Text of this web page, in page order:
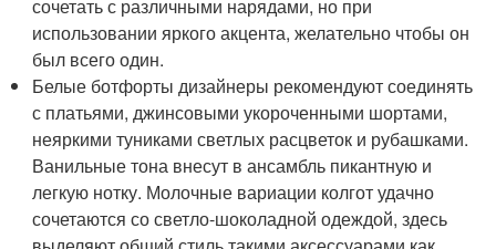
сочетать с различными нарядами, но при
использовании яркого акцента, желательно чтобы он
был всего один.
Белые ботфорты дизайнеры рекомендуют соединять
с платьями, джинсовыми укороченными шортами,
неяркими туниками светлых расцветок и рубашками.
Ванильные тона внесут в ансамбль пикантную и
легкую нотку. Молочные вариации колгот удачно
сочетаются со светло-шоколадной одеждой, здесь